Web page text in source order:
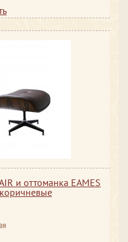
и оттоманка EAMES